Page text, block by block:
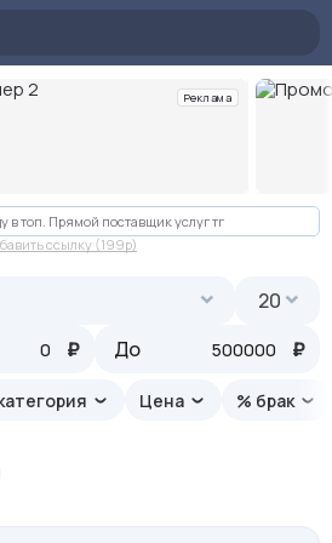
Реклама
в топ. Прямой поставщик услуг тг
ссылку (199p)
₽ До ₽
20
Цена % брак